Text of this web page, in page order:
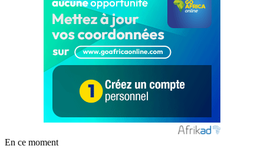
En ce moment